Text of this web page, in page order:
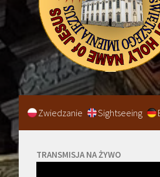
Zwiedzanie Sightseeing
TRANSMISJA NA ŻYWO